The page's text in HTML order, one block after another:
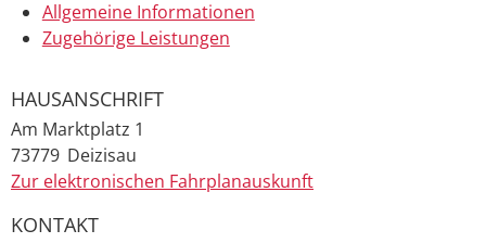
Allgemeine Informationen
Zugehörige Leistungen
HAUSANSCHRIFT
Am Marktplatz 1
73779 Deizisau
Zur elektronischen Fahrplanauskunft
KONTAKT